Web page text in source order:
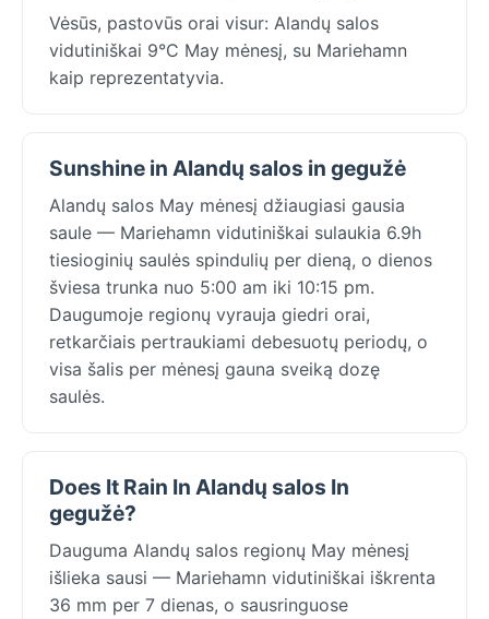
Vėsūs, pastovūs orai visur: Alandų salos
vidutiniškai 9°C May mėnesį, su Mariehamn
kaip reprezentatyvia.
Sunshine in Alandų salos in gegužė
Alandų salos May mėnesį džiaugiasi gausia
saule — Mariehamn vidutiniškai sulaukia 6.9h
tiesioginių saulės spindulių per dieną, o dienos
šviesa trunka nuo 5:00 am iki 10:15 pm.
Daugumoje regionų vyrauja giedri orai,
retkarčiais pertraukiami debesuotų periodų, o
visa šalis per mėnesį gauna sveiką dozę
saulės.
Does It Rain In Alandų salos In
gegužė?
Dauguma Alandų salos regionų May mėnesį
išlieka sausi — Mariehamn vidutiniškai iškrenta
36 mm per 7 dienas, o sausringuose